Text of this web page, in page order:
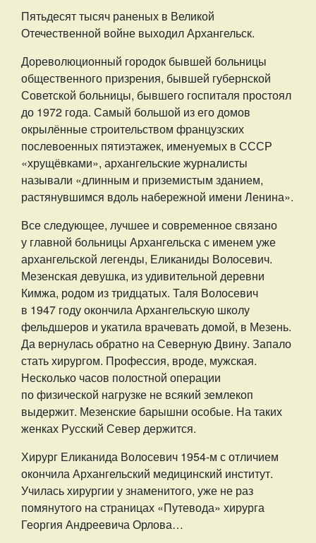
Пятьдесят тысяч раненых в Великой
Отечественной войне выходил Архангельск.
Дореволюционный городок бывшей больницы
общественного призрения, бывшей губернской
Советской больницы, бывшего госпиталя простоял
до 1972 года. Самый большой из его домов
окрылённые строительством французских
послевоенных пятиэтажек, именуемых в СССР
«хрущёвками», архангельские журналисты
называли «длинным и приземистым зданием,
растянувшимся вдоль набережной имени Ленина».
Все следующее, лучшее и современное связано
у главной больницы Архангельска с именем уже
архангельской легенды, Еликаниды Волосевич.
Мезенская девушка, из удивительной деревни
Кимжа, родом из тридцатых. Таля Волосевич
в 1947 году окончила Архангельскую школу
фельдшеров и укатила врачевать домой, в Мезень.
Да вернулась обратно на Северную Двину. Запало
стать хирургом. Профессия, вроде, мужская.
Несколько часов полостной операции
по физической нагрузке не всякий землекоп
выдержит. Мезенские барышни особые. На таких
женках Русский Север держится.
Хирург Еликанида Волосевич 1954-м с отличием
окончила Архангельский медицинский институт.
Училась хирургии у знаменитого, уже не раз
помянутого на страницах «Путевода» хирурга
Георгия Андреевича Орлова…